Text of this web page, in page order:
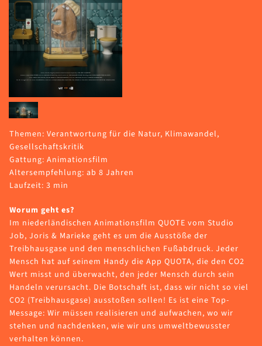
Themen: Verantwortung für die Natur, Klimawandel,
Gesellschaftskritik
Gattung: Animationsfilm
Altersempfehlung: ab 8 Jahren
Laufzeit: 3 min
Worum geht es?
Im niederländischen Animationsfilm QUOTE vom Studio
Job, Joris & Marieke geht es um die Ausstöße der
Treibhausgase und den menschlichen Fußabdruck. Jeder
Mensch hat auf seinem Handy die App QUOTA, die den CO2
Wert misst und überwacht, den jeder Mensch durch sein
Handeln verursacht. Die Botschaft ist, dass wir nicht so viel
CO2 (Treibhausgase) ausstoßen sollen! Es ist eine Top-
Message: Wir müssen realisieren und aufwachen, wo wir
stehen und nachdenken, wie wir uns umweltbewusster
verhalten können.